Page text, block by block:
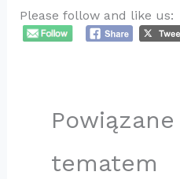
Please follow and like us:
tematem